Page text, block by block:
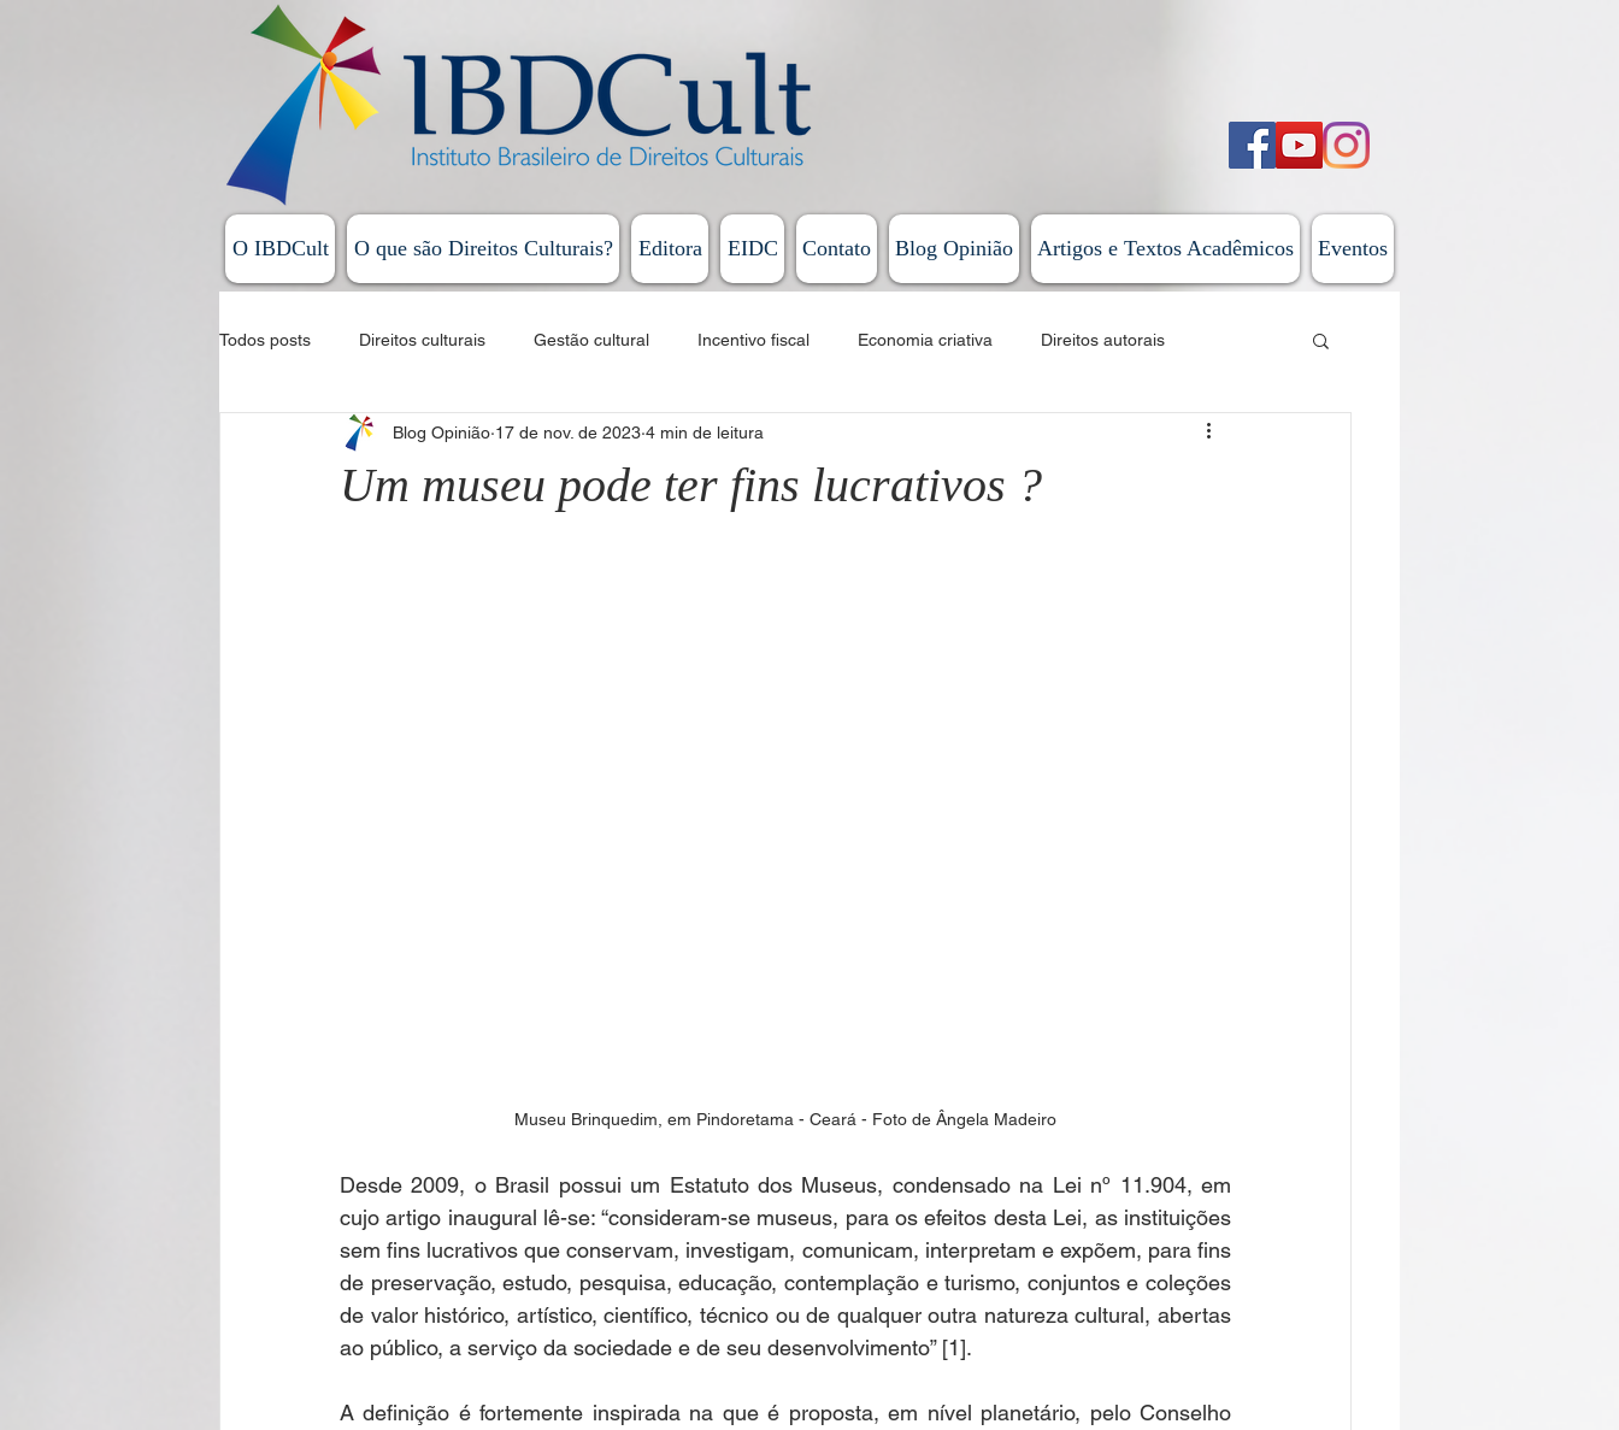
O IBDCult O que são Direitos Culturais? Editora EIDC Contato Blog Opinião Artigos e Textos Acadêmicos Eventos
Todos posts Direitos culturais Gestão cultural Incentivo fiscal Economia criativa Direitos autorais
Sistema Nacional de Cultura Educação Cursos EAD
Um museu pode ter fins lucrativos ?
Blog Opinião 17 de nov. de 2023 4 min de leitura
Museu Brinquedim, em Pindoretama - Ceará - Foto de Ângela Madeiro
Desde 2009, o Brasil possui um Estatuto dos Museus, condensado na Lei nº 11.904, em
cujo artigo inaugural lê-se: “consideram-se museus, para os efeitos desta Lei, as instituições
sem fins lucrativos que conservam, investigam, comunicam, interpretam e expõem, para fins
de preservação, estudo, pesquisa, educação, contemplação e turismo, conjuntos e coleções
de valor histórico, artístico, científico, técnico ou de qualquer outra natureza cultural, abertas
ao público, a serviço da sociedade e de seu desenvolvimento” [1].
A definição é fortemente inspirada na que é proposta, em nível planetário, pelo Conselho